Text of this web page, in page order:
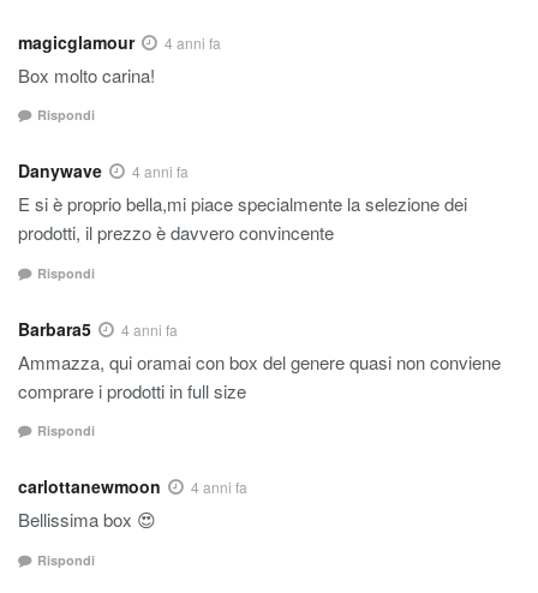
magicglamour 4 anni fa
Box molto carina!
Rispondi
Danywave 4 anni fa
E si è proprio bella,mi piace specialmente la selezione dei
prodotti, il prezzo è davvero convincente
Rispondi
Barbara5 4 anni fa
Ammazza, qui oramai con box del genere quasi non conviene
comprare i prodotti in full size
Rispondi
carlottanewmoon 4 anni fa
Bellissima box 😍
Rispondi